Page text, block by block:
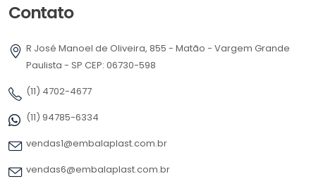
Contato
R José Manoel de Oliveira, 855 - Matão - Vargem Grande
Paulista - SP CEP: 06730-598
(11) 4702-4677
(11) 94785-6334
vendas1@embalaplast.com.br
vendas6@embalaplast.com.br